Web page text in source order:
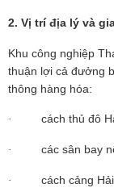
2. Vị trí địa lý và
Khu công nghiệp
thuận lợi cả đưởng
thông hàng hóa:
· cách thủ đô
· các sân bay
· cách cảng